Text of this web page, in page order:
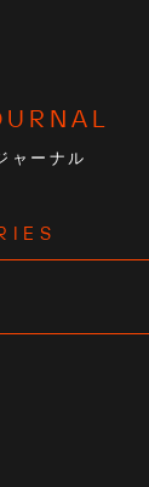
ャーナル